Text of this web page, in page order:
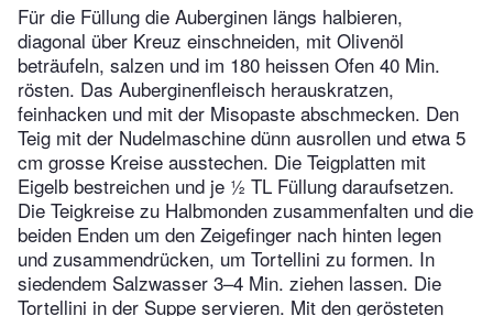
Für die Füllung die Auberginen längs halbieren,
diagonal über Kreuz einschneiden, mit Olivenöl
beträufeln, salzen und im 180 heissen Ofen 40 Min.
rösten. Das Auberginenfleisch herauskratzen,
feinhacken und mit der Misopaste abschmecken. Den
Teig mit der Nudelmaschine dünn ausrollen und etwa 5
cm grosse Kreise ausstechen. Die Teigplatten mit
Eigelb bestreichen und je ½ TL Füllung daraufsetzen.
Die Teigkreise zu Halbmonden zusammenfalten und die
beiden Enden um den Zeigefinger nach hinten legen
und zusammendrücken, um Tortellini zu formen. In
siedendem Salzwasser 3–4 Min. ziehen lassen. Die
Tortellini in der Suppe servieren. Mit den gerösteten